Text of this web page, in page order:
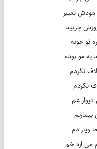
تغییر
چربید
تو خونه
مو بوده
نگردم
نکردم
دیوار غم
بیمارتم
ویار دم
می اره خم